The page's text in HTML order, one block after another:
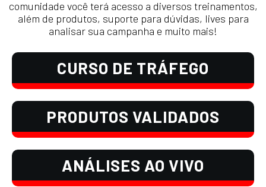
comunidade você terá acesso a diversos treinamentos,
além de produtos, suporte para dúvidas, lives para
analisar sua campanha e muito mais!
CURSO DE TRÁFEGO
PRODUTOS VALIDADOS
ANÁLISES AO VIVO